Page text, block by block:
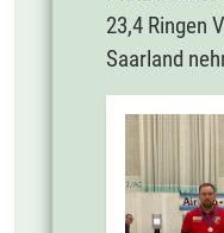
23,4 Ringen
Saarland